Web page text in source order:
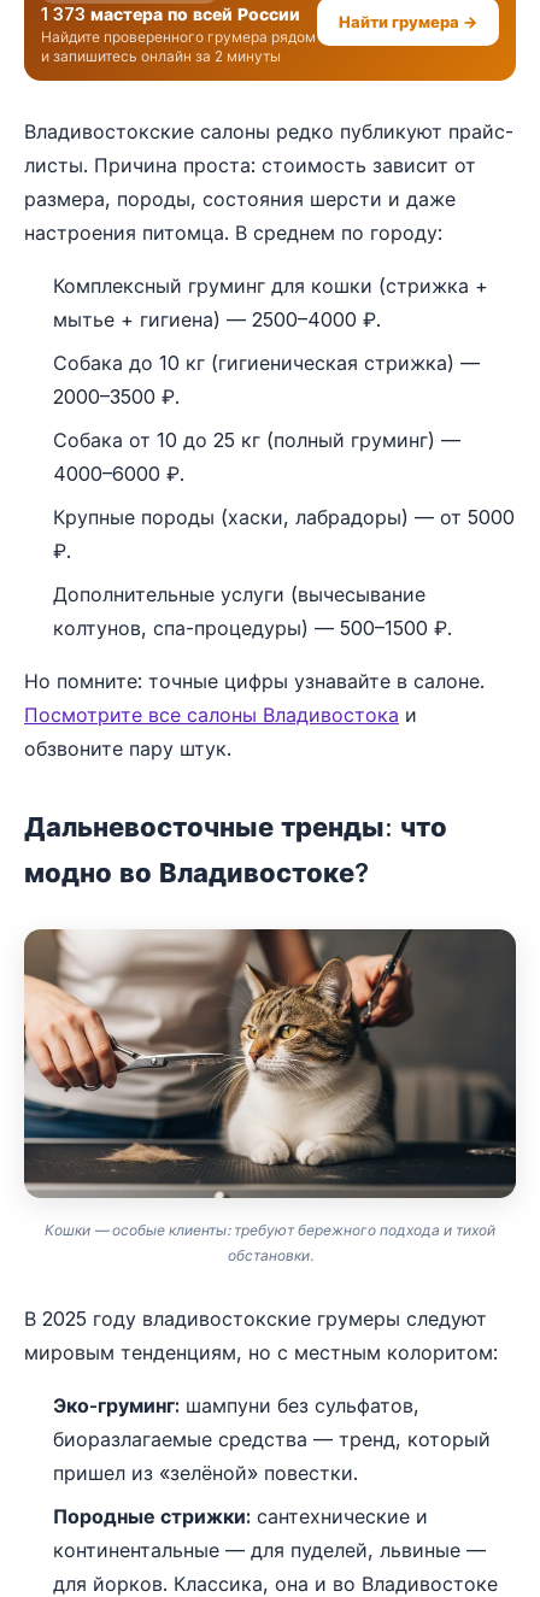
1 373 мастера по всей России
Найдите проверенного грумера рядом
и запишитесь онлайн за 2 минуты
Найти грумера →
Владивостокские салоны редко публикуют прайс-
листы. Причина проста: стоимость зависит от
размера, породы, состояния шерсти и даже
настроения питомца. В среднем по городу:
Комплексный груминг для кошки (стрижка +
мытье + гигиена) — 2500–4000 ₽.
Собака до 10 кг (гигиеническая стрижка) —
2000–3500 ₽.
Собака от 10 до 25 кг (полный груминг) —
4000–6000 ₽.
Крупные породы (хаски, лабрадоры) — от 5000
₽.
Дополнительные услуги (вычесывание
колтунов, спа-процедуры) — 500–1500 ₽.
Но помните: точные цифры узнавайте в салоне.
Посмотрите все салоны Владивостока и
обзвоните пару штук.
Дальневосточные тренды: что
модно во Владивостоке?
Кошки — особые клиенты: требуют бережного подхода и тихой
обстановки.
В 2025 году владивостокские грумеры следуют
мировым тенденциям, но с местным колоритом:
Эко-груминг: шампуни без сульфатов,
биоразлагаемые средства — тренд, который
пришел из «зелёной» повестки.
Породные стрижки: сантехнические и
континентальные — для пуделей, львиные —
для йорков. Классика, она и во Владивостоке